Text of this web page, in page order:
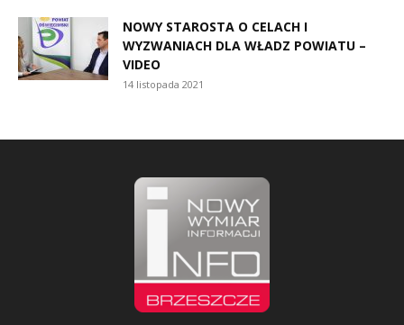
NOWY STAROSTA O CELACH I
WYZWANIACH DLA WŁADZ POWIATU –
VIDEO
14 listopada 2021